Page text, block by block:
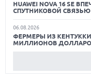
ОБЗОР МОНИТОРА MSI
HUAWEI NOVA 16 SE
СПУТНИКОВОЙ СВЯЗЬЮ
06.08.2026
ФЕРМЕРЫ ИЗ
МИЛЛИОНОВ